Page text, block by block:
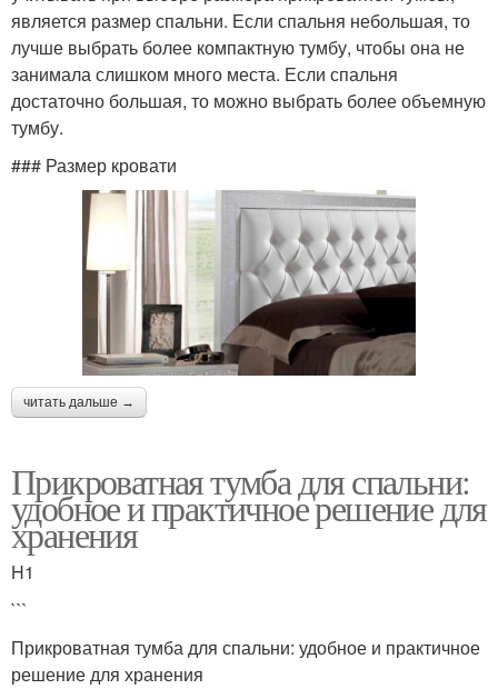
является размер спальни. Если спальня небольшая, то
лучше выбрать более компактную тумбу, чтобы она не
занимала слишком много места. Если спальня
достаточно большая, то можно выбрать более объемную
тумбу.
### Размер кровати
читать дальше →
Прикроватная тумба для спальни:
удобное и практичное решение для
хранения
H1
```
Прикроватная тумба для спальни: удобное и практичное
решение для хранения